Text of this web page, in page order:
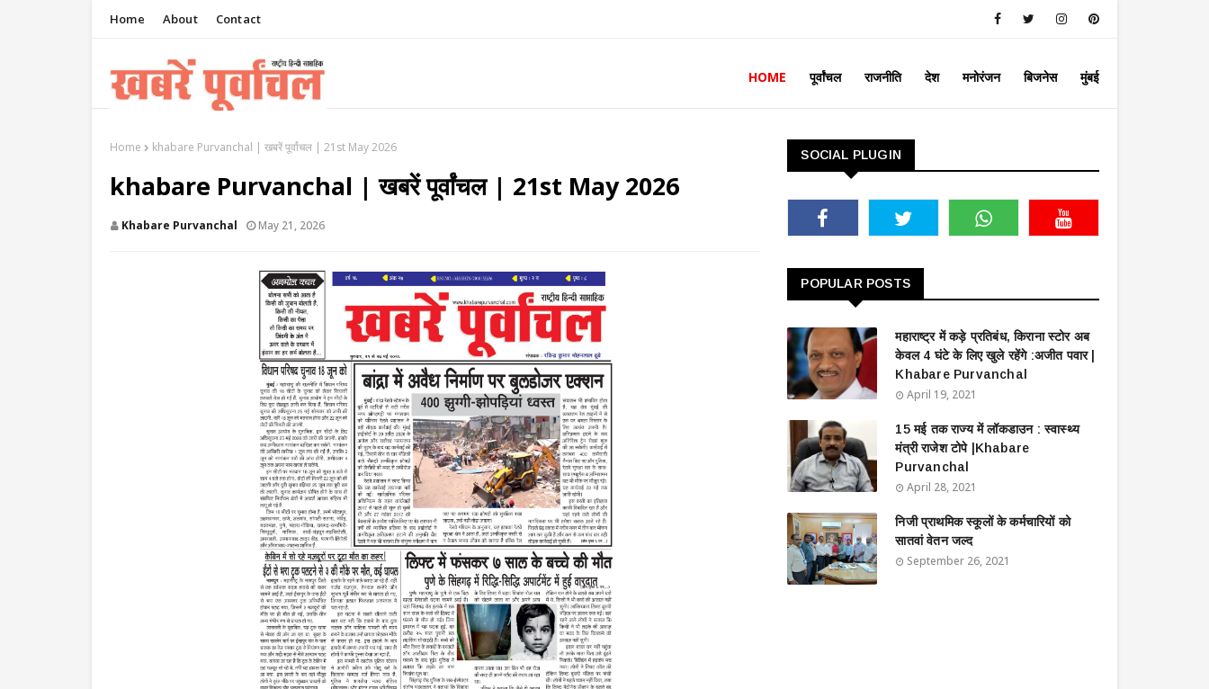
Home About Contact
HOME पूर्वांचल राजनीति देश मनोरंजन बिजनेस मुंबई
Home khabare Purvanchal | खबरें पूर्वांचल | 21st May 2026
khabare Purvanchal | खबरें पूर्वांचल | 21st May 2026
Khabare Purvanchal May 21, 2026
SOCIAL PLUGIN
POPULAR POSTS
महाराष्ट्र में कड़े प्रतिबंध, किराना स्टोर अब
केवल 4 घंटे के लिए खुले रहेंगे :अजीत पवार |
Khabare Purvanchal
April 19, 2021
15 मई तक राज्य में लॉकडाउन : स्वास्थ्य
मंत्री राजेश टोपे |Khabare
Purvanchal
April 28, 2021
निजी प्राथमिक स्कूलों के कर्मचारियों को
सातवां वेतन जल्द
September 26, 2021